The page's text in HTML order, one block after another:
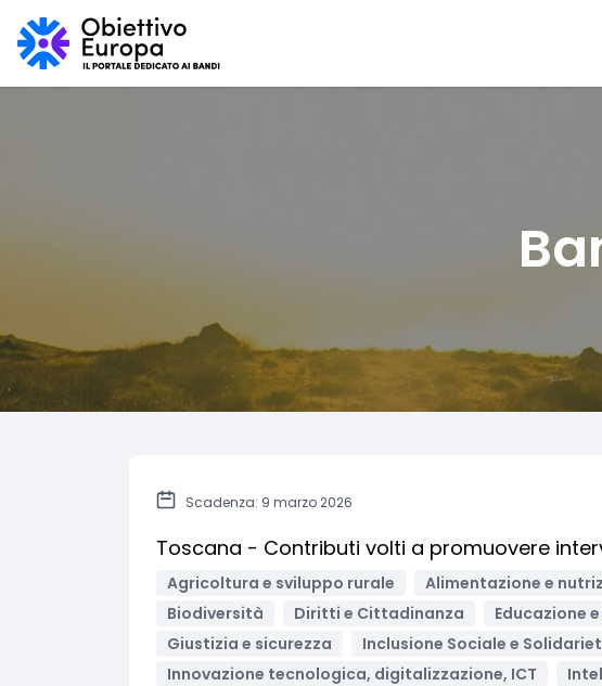
Scadenza: 9 marzo 2026
Toscana - Contributi volti a promuovere
Agricoltura e sviluppo rurale Alimentazione e
Biodiversità
Diritti e Cittadinanza Educazione
Giustizia e sicurezza
Inclusione Sociale e
Innovazione tecnologica, digitalizzazione, ICT